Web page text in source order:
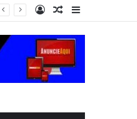
Barra
Artigo
Entrar